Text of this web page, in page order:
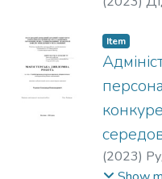
Item
(2023)